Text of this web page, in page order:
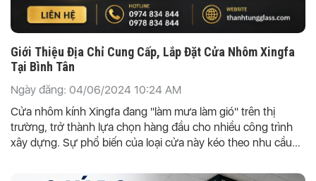
Giới Thiệu Địa Chỉ Cung Cấp, Lắp Đặt Cửa Nhôm Xingfa
Tại Bình Tân
Ngày đăng: 04/06/2024 10:24 AM
Cửa nhôm kính Xingfa đang "làm mưa làm gió" trên thị
trường, trở thành lựa chọn hàng đầu cho nhiều công trình
xây dựng. Sự phổ biến của loại cửa này kéo theo nhu cầu